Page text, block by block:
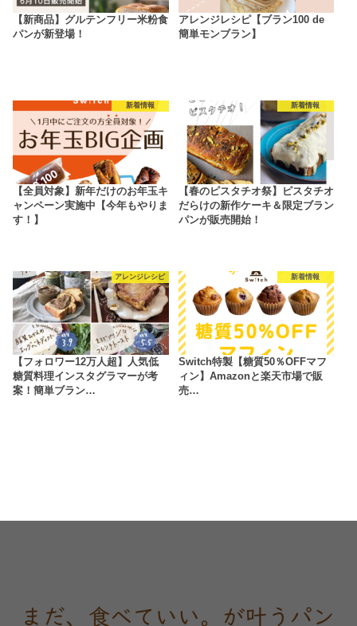
【新商品】グルテンフリー米粉食
パンが新登場！
アレンジレシピ【ブラン100 de
簡単モンブラン】
新着情報
【全員対象】新年だけのお年玉キ
ャンペーン実施中【今年もやりま
す！】
新着情報
【春のピスタチオ祭】ピスタチオ
だらけの新作ケーキ＆限定ブラン
パンが販売開始！
アレンジレシピ
【フォロワー12万人超】人気低
糖質料理インスタグラマーが考
案！簡単ブラン…
新着情報
Switch特製【糖質50％OFFマフ
ィン】Amazonと楽天市場で販
売…